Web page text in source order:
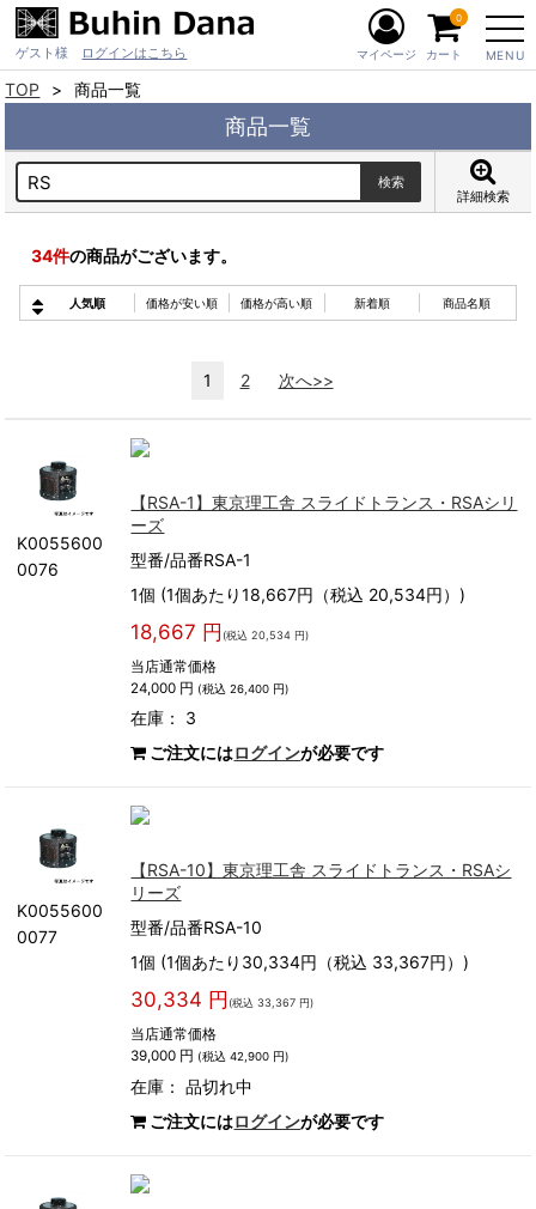
ゲスト様 ログインはこちら MENU
マイページ カート
0
TOP 商品一覧
商品一覧
詳細検索
34件の商品がございます。
人気順 価格が安い順 価格が高い順 新着順 商品名順
1 2 次へ>>
K0055600
0076
【RSA-1】東京理工舎 スライドトランス・RSAシリ
ーズ
型番/品番RSA-1
1個 (1個あたり18,667円（税込 20,534円）)
18,667 円 (税込 20,534 円)
当店通常価格
24,000 円 (税込 26,400 円)
在庫： 3
ご注文にはログインが必要です
K0055600
0077
【RSA-10】東京理工舎 スライドトランス・RSAシ
リーズ
型番/品番RSA-10
1個 (1個あたり30,334円（税込 33,367円）)
30,334 円 (税込 33,367 円)
当店通常価格
39,000 円 (税込 42,900 円)
在庫：品切れ中
ご注文にはログインが必要です